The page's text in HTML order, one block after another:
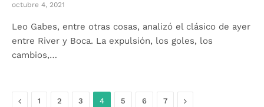
octubre 4, 2021
Leo Gabes, entre otras cosas, analizó el clásico de ayer
entre River y Boca. La expulsión, los goles, los
cambios,…
Anterior
1 2 3 4 5 6 7 Siguiente